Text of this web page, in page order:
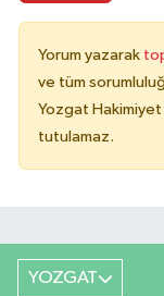
Yorum yazarak
ve tüm
Yozgat
tutulamaz.
YOZGAT